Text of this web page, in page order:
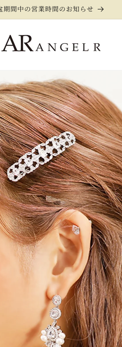
期間中の営業時間のお知らせ